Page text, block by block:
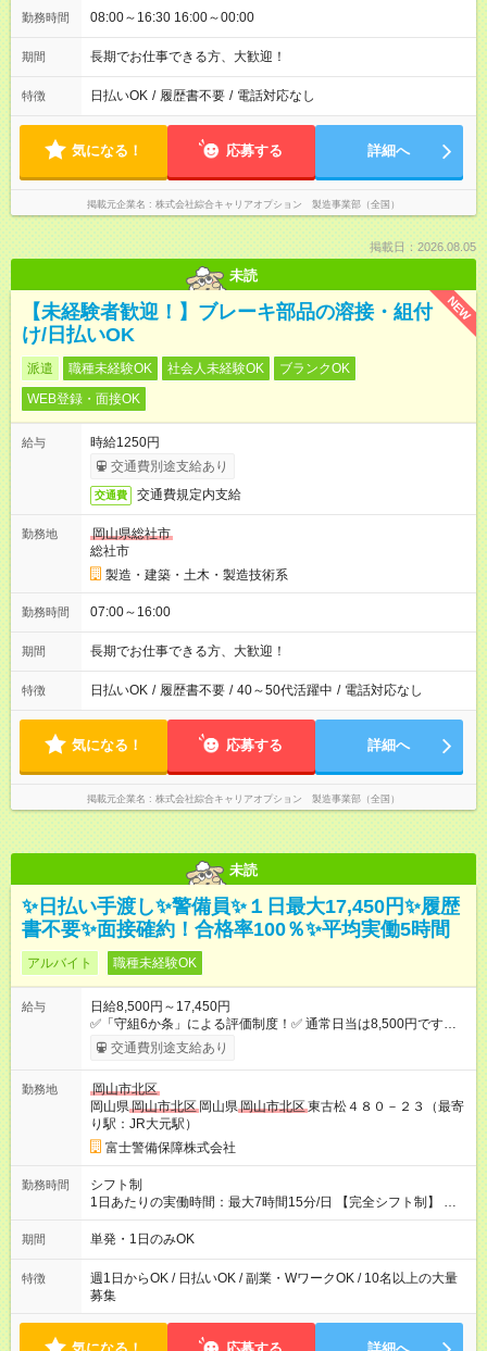
勤務時間 08:00～16:30 16:00～00:00
期間 長期でお仕事できる方、大歓迎！
特徴 日払いOK / 履歴書不要 / 電話対応なし
気になる！ 応募する 詳細へ
掲載元企業名 株式会社綜合キャリアオプション 製造事業部（全国）
掲載日：2026.08.05
未読
NEW
【未経験者歓迎！】ブレーキ部品の溶接・組付
け/日払いOK
派遣 職種未経験OK 社会人未経験OK
ブランクOK
WEB登録・面接OK
給与
時給1250円
交通費別途支給あり
交通費 交通費規定内支給
勤務地
岡山県総社市
総社市
製造・建築・土木・製造技術系
勤務時間 07:00～16:00
期間 長期でお仕事できる方、大歓迎！
特徴 日払いOK / 履歴書不要 / 40～50代活躍中 / 電話対応なし
気になる！ 応募する 詳細へ
掲載元企業名 株式会社綜合キャリアオプション 製造事業部（全国）
未読
✨日払い手渡し✨警備員✨１日最大17,450円✨履歴
書不要✨面接確約！合格率100％✨平均実働5時間
アルバイト 職種未経験OK
給与
日給8,500円～17,450円
✅「守組6か条」による評価制度！✅ 通常日当は8,500円ですが
上記評価制度により「S級隊員」と認定されれば10,000円の日当
を支給します。 (1)上記勤務者が交通2級資格者の場合10,000円
14,375円 (3)上記現場が日祝深夜の場合 17,250円 (4)上記勤務
者が現場までの運転者の場合17,250+200円＝17,450円 ------------
------------------------------ *最高日当額 17,450円* ----------------------
-------------------- より上位の資格取得やリーダー手当を取得すると
”さらに”加算されます！ ※日当支給時振込手数料等は一切ありま
せん。 【試用期間】試用期間なし
交通費別途支給あり
勤務地
岡山市北区
岡山県岡山市北区 岡山県岡山市北区東古松４８０－２３（最寄
り駅：JR大元駅）
富士警備保障株式会社
勤務時間
シフト制
1日あたりの実働時間：最大7時間15分/日 【完全シフト制】 例
(1) 8：00~17:00（休憩１h） 例(2) 13:00~16:00（早上がりでも
全額支給！） 例(3) 21:00~5:00（夜勤なら日当1.25倍！！）
期間 単発・1日のみOK
特徴
週1日からOK / 日払いOK / 副業・WワークOK / 10名以上の大量
募集